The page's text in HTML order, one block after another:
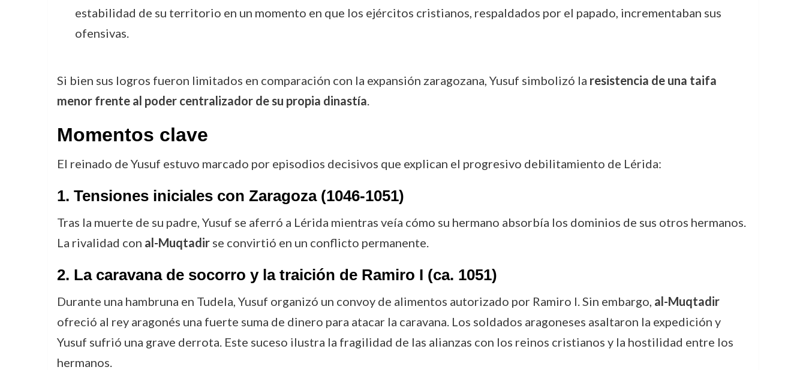
estabilidad de su territorio en un momento en que los ejércitos cristianos, respaldados por el papado, incrementaban sus
ofensivas.
Si bien sus logros fueron limitados en comparación con la expansión zaragozana, Yusuf simbolizó la resistencia de una taifa
menor frente al poder centralizador de su propia dinastía.
Momentos clave
El reinado de Yusuf estuvo marcado por episodios decisivos que explican el progresivo debilitamiento de Lérida:
1. Tensiones iniciales con Zaragoza (1046-1051)
Tras la muerte de su padre, Yusuf se aferró a Lérida mientras veía cómo su hermano absorbía los dominios de sus otros hermanos.
La rivalidad con al-Muqtadirse convirtió en un conflicto permanente.
2. La caravana de socorro y la traición de Ramiro I (ca. 1051)
Durante una hambruna en Tudela, Yusuf organizó un convoy de alimentos autorizado por Ramiro I. Sin embargo, al-Muqtadir
ofreció al rey aragonés una fuerte suma de dinero para atacar la caravana. Los soldados aragoneses asaltaron la expedición y
Yusuf sufrió una grave derrota. Este suceso ilustra la fragilidad de las alianzas con los reinos cristianos y la hostilidad entre los
hermanos.